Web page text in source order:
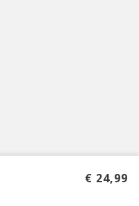
€ 24,99